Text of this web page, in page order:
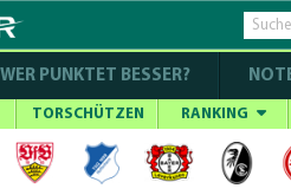
WER PUNKTET BESSER?
TORSCHÜTZEN RANKING